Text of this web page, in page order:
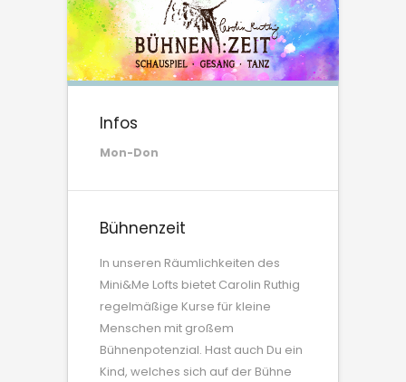
Infos
Mon-Don
Bühnenzeit
In unseren Räumlichkeiten des
Mini&Me Lofts bietet Carolin Ruthig
regelmäßige Kurse für kleine
Menschen mit großem
Bühnenpotenzial. Hast auch Du ein
Kind, welches sich auf der Bühne